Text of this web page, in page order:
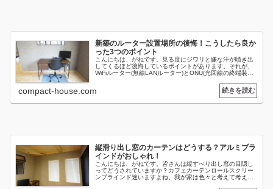
新築のルーター設置場所の後悔！こうしたら良か
った3つのポイント
こんにちは、がねです。見る度にジワリと嫌な汗が噴き出
してくるほど後悔しているポイントがあります。それが、
WiFiルーター(無線LANルーター)とONU(光回線の終端装置)
compact-house.com
縦滑り出し窓のカーテンはどうする？アルミブラ
インドがおしゃれ！
こんにちは、がねです。皆さんは縦すべり出し窓の目隠し
ってどうされていますか？カフェカーテンロールスクリー
ンブラインド迷いますよね。我が家は色々と考えて考えて